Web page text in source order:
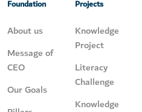
Foundation
About us
Message of
CEO
Our Goals
Projects
Knowledge
Project
Literacy
Challenge
Knowledge